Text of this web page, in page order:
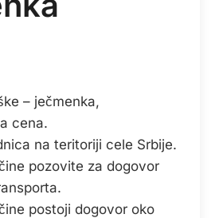
– ječmenka,
cena.
na teritoriji cele Srbije.
pozovite za dogovor
postoji dogovor oko